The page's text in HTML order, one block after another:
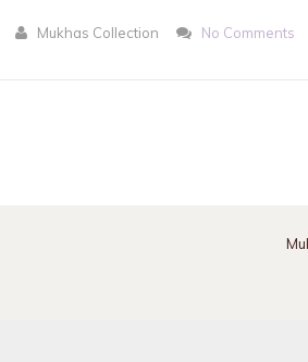
Mukhas Collection No Comments